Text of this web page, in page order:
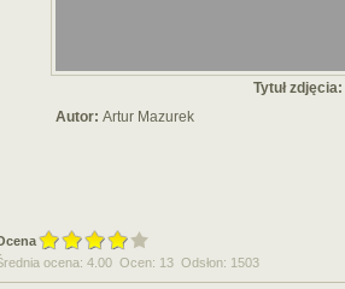
Tytuł zdjęcia:
Autor: Artur Mazurek
ocena: 4.00 Ocen: 13 Odsłon: 1503